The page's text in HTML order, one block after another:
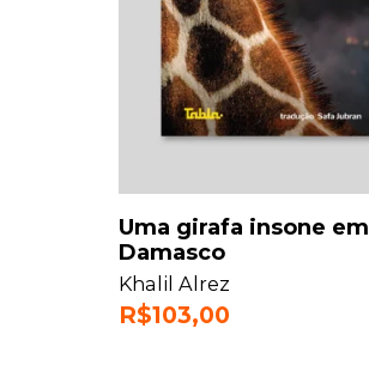
Uma girafa insone em
Damasco
Khalil Alrez
R$103,00